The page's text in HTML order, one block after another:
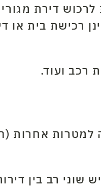
דירת
בית או
רכב ועוד.
למטרות
רב בין